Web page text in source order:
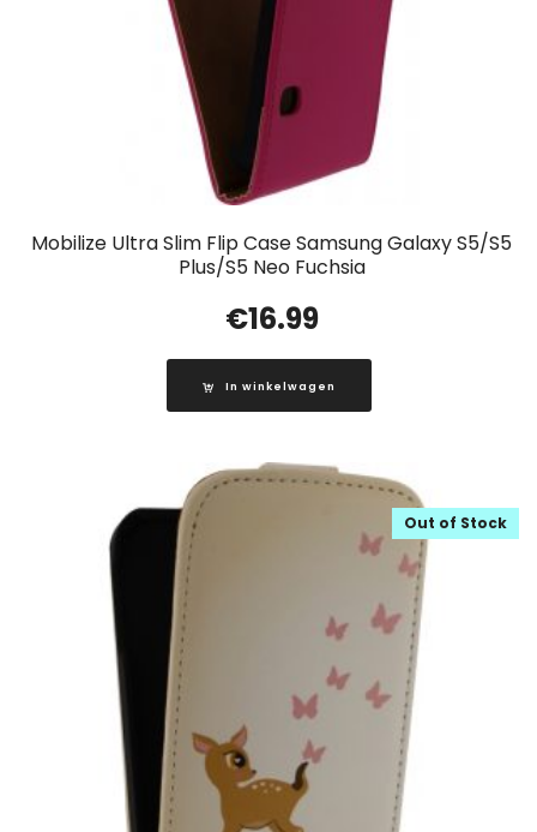
Mobilize Ultra Slim Flip Case Samsung Galaxy S5/S5
Plus/S5 Neo Fuchsia
€16.99
In winkelwagen
Out of Stock